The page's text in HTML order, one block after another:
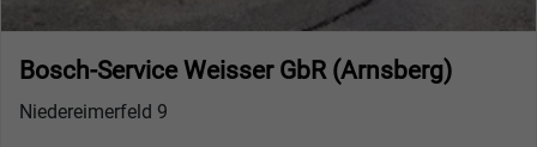
Bosch-Service Weisser GbR (Arnsberg)
Niedereimerfeld 9